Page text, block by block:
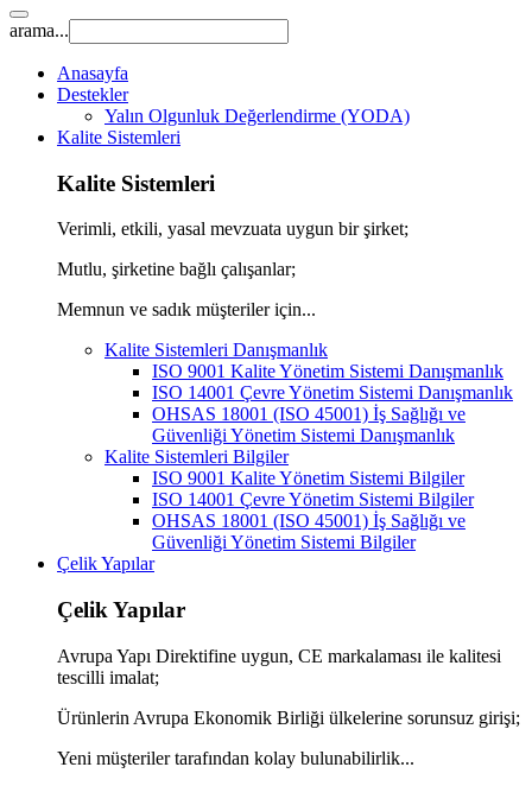
arama...
Anasayfa
Destekler
Yalın Olgunluk Değerlendirme (YODA)
Kalite Sistemleri
Kalite Sistemleri
Verimli, etkili, yasal mevzuata uygun bir şirket;
Mutlu, şirketine bağlı çalışanlar;
Memnun ve sadık müşteriler için...
Kalite Sistemleri Danışmanlık
ISO 9001 Kalite Yönetim Sistemi Danışmanlık
ISO 14001 Çevre Yönetim Sistemi Danışmanlık
OHSAS 18001 (ISO 45001) İş Sağlığı ve
Güvenliği Yönetim Sistemi Danışmanlık
Kalite Sistemleri Bilgiler
ISO 9001 Kalite Yönetim Sistemi Bilgiler
ISO 14001 Çevre Yönetim Sistemi Bilgiler
OHSAS 18001 (ISO 45001) İş Sağlığı ve
Güvenliği Yönetim Sistemi Bilgiler
Çelik Yapılar
Çelik Yapılar
Avrupa Yapı Direktifine uygun, CE markalaması ile kalitesi
tescilli imalat;
Ürünlerin Avrupa Ekonomik Birliği ülkelerine sorunsuz girişi;
Yeni müşteriler tarafından kolay bulunabilirlik...